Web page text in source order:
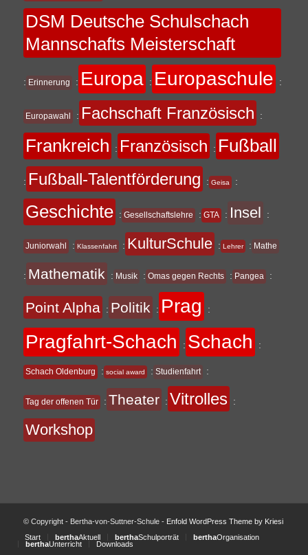
DSM Deutsche Schulschach
Mannschafts Meisterschaft
: Erinnerung : Europa : Europaschule :
Europawahl : Fachschaft Französisch :
Frankreich : Französisch : Fußball
: Fußball-Talentförderung : Geisa :
Geschichte : Gesellschaftslehre : GTA : Insel :
Juniorwahl : Klassenfahrt : KulturSchule : Lehrer : Mathe
: Mathematik : Musik : Omas gegen Rechts : Pangea :
Point Alpha : Politik : Prag :
Pragfahrt-Schach : Schach :
Schach Oldenburg : social award : Studienfahrt :
Tag der offenen Tür : Theater : Vitrolles :
Workshop
© Copyright - Bertha-von-Suttner-Schule - Enfold WordPress Theme by Kriesi
Start
berthaAktuell berthaSchulporträt berthaOrganisation
berthaUnterricht Downloads